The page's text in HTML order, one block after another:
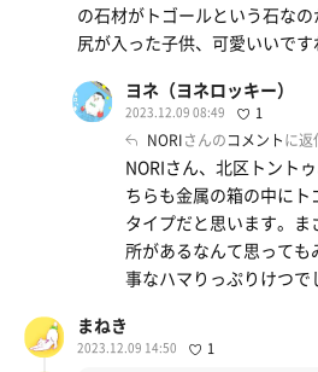
の石材がトゴールという石な
尻が入った子供、可愛いいです
ヨネ（ヨネロッキー）
2023.12.09 08:49 1
NORIさんのコメントに返
NORIさん、北区トント
ちらも金属の箱の中に
タイプだと思います。
所があるなんて思って
事なハマりっぷりけつで
まねき
2023.12.09 14:50 1